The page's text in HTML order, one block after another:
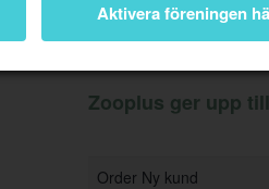
Aktivera föreningen
Information
Zooplus ger upp
Order Ny kund